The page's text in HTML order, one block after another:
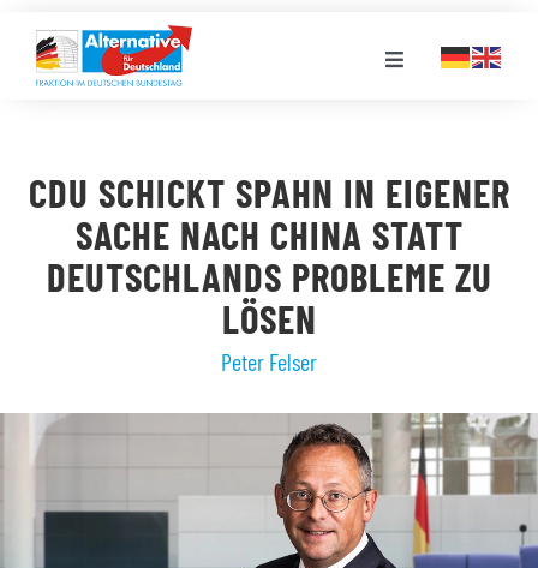
Inhalt
springen
Toggle
LANDESGRUPPEN
VERANSTALTUNGEN
STELLENPORTAL
CDU SCHICKT SPAHN IN EIGENER
SACHE NACH CHINA STATT
DEUTSCHLANDS PROBLEME ZU
LÖSEN
Peter Felser